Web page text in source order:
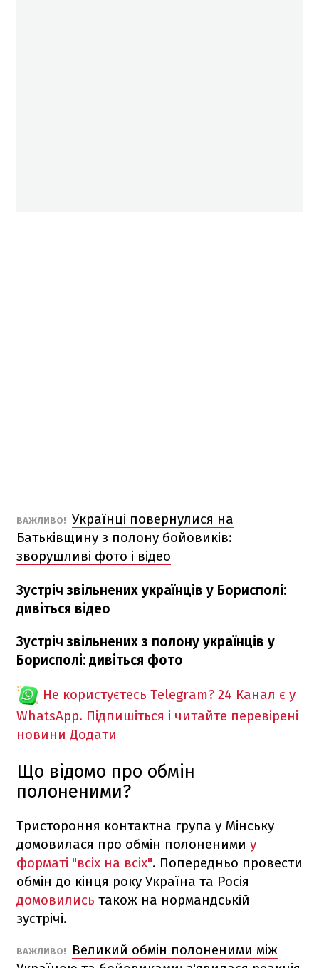
ВАЖЛИВО! Українці повернулися на
Батьківщину з полону бойовиків:
зворушливі фото і відео
Зустріч звільнених українців у Борисполі:
дивіться відео
Зустріч звільнених з полону українців у
Борисполі: дивіться фото
Не користуєтесь Telegram? 24 Канал є у
WhatsApp. Підпишіться і читайте перевірені
новини Додати
Що відомо про обмін
полоненими?
Тристороння контактна група у Мінську
домовилася про обмін полоненими у
форматі "всіх на всіх". Попередньо провести
обмін до кінця року Україна та Росія
домовились також на нормандській
зустрічі.
ВАЖЛИВО!
Великий обмін полоненими між